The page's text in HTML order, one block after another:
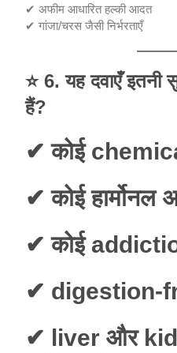
✔ अफीम आधारित हल्की आदत
✔ गांजा/चरस जैसी निर्भरताएँ
⭐ 6. यह दवाएँ इतनी
हैं?
✔ कोई
✔ कोई हार्मोनल
✔ कोई
✔ digestion-
✔ liver और